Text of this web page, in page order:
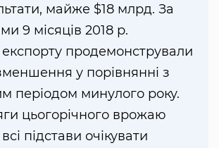
майже $18 млрд. За
9 місяців 2018 р.
продемонстрували
у порівнянні з
періодом минулого року.
цьогорічного врожаю
підстави очікувати